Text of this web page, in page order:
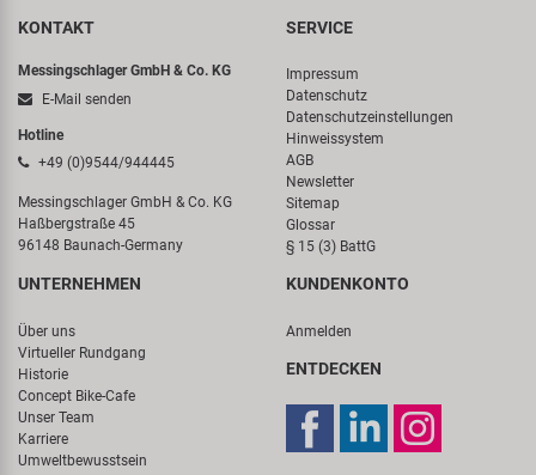
KONTAKT
Messingschlager GmbH & Co. KG
E-Mail senden
Hotline
+49 (0)9544/944445
Messingschlager GmbH & Co. KG
Haßbergstraße 45
96148 Baunach-Germany
SERVICE
Impressum
Datenschutz
Datenschutzeinstellungen
Hinweissystem
AGB
Newsletter
Sitemap
Glossar
§ 15 (3) BattG
UNTERNEHMEN
Über uns
Virtueller Rundgang
Historie
Concept Bike-Cafe
Unser Team
Karriere
Umweltbewusstsein
KUNDENKONTO
Anmelden
ENTDECKEN